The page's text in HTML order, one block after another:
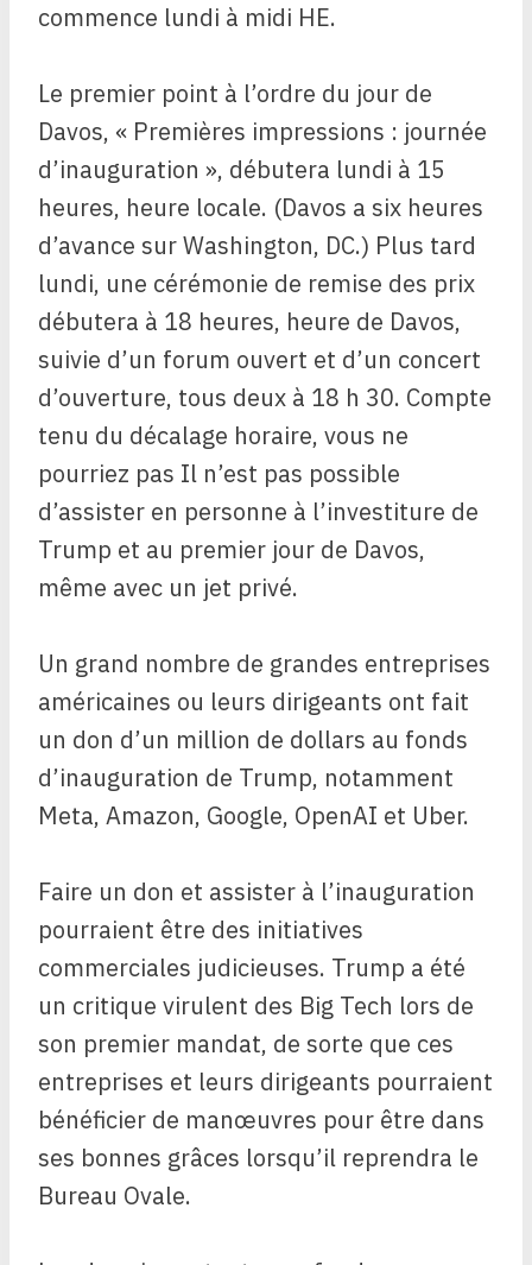
commence lundi à midi HE.
Le premier point à l’ordre du jour de
Davos, « Premières impressions : journée
d’inauguration », débutera lundi à 15
heures, heure locale. (Davos a six heures
d’avance sur Washington, DC.) Plus tard
lundi, une cérémonie de remise des prix
débutera à 18 heures, heure de Davos,
suivie d’un forum ouvert et d’un concert
d’ouverture, tous deux à 18 h 30. Compte
tenu du décalage horaire, vous ne
pourriez pas Il n’est pas possible
d’assister en personne à l’investiture de
Trump et au premier jour de Davos,
même avec un jet privé.
Un grand nombre de grandes entreprises
américaines ou leurs dirigeants ont fait
un don d’un million de dollars au fonds
d’inauguration de Trump, notamment
Meta, Amazon, Google, OpenAI et Uber.
Faire un don et assister à l’inauguration
pourraient être des initiatives
commerciales judicieuses. Trump a été
un critique virulent des Big Tech lors de
son premier mandat, de sorte que ces
entreprises et leurs dirigeants pourraient
bénéficier de manœuvres pour être dans
ses bonnes grâces lorsqu’il reprendra le
Bureau Ovale.